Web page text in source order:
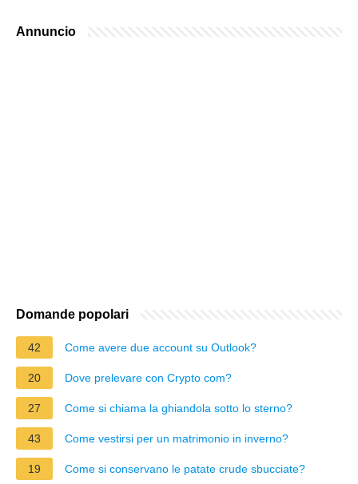
Annuncio
Domande popolari
42 Come avere due account su Outlook?
20 Dove prelevare con Crypto com?
27 Come si chiama la ghiandola sotto lo sterno?
43 Come vestirsi per un matrimonio in inverno?
19 Come si conservano le patate crude sbucciate?